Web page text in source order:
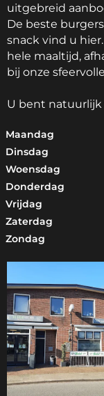
uitgebreid
De beste
snack vind u
hele maaltijd,
bij onze
U bent
Maandag
Dinsdag
Woensdag
Donderdag
Vrijdag
Zaterdag
Zondag